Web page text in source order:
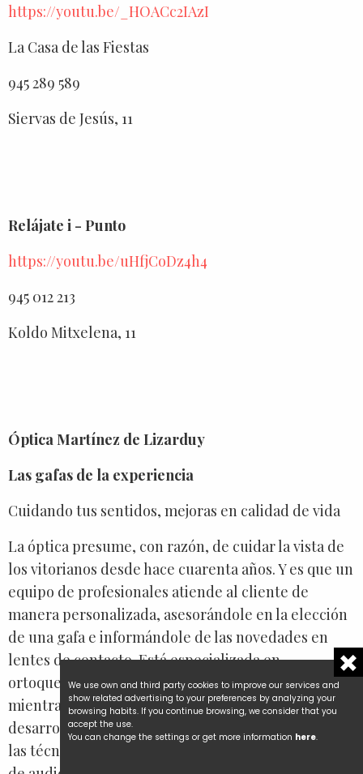
https://youtu.be/_HOACc2IAzI
La Casa de las Fiestas
945 289 589
Siervas de Jesús, 11
Relájate i - Punto
https://youtu.be/uHfjCoDz4h4
945 012 213
Koldo Mitxelena, 11
Óptica Martínez de Lizarduy
Las gafas de la experiencia
Cuidando tus sentidos, mejoras en calidad de vida
La óptica presume, con razón, de cuidar la vista de
los vitorianos desde hace cuarenta años. Y es que un
equipo de profesionales atiende al cliente de
manera personalizada, asesorándole en la elección
de una gafa e informándole de las novedades en
lentes de contacto. Está especializada en
ortoqueratología (lentes que corrigen tu visión
mientras duermes), en terapia visual para
desarrollar capacidades y en audiología, aplicando
las técnicas más avanzadas para corregir problemas
We use own and third party cookies to improve our services and
show related advertising to your preferences by analyzing your
browsing habits. If you continue browsing, we consider that you
accept the use.
You can change the settings or get more information here.